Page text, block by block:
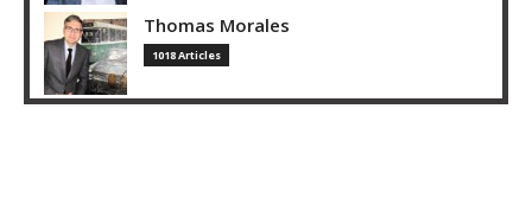
Thomas Morales
1018 Articles